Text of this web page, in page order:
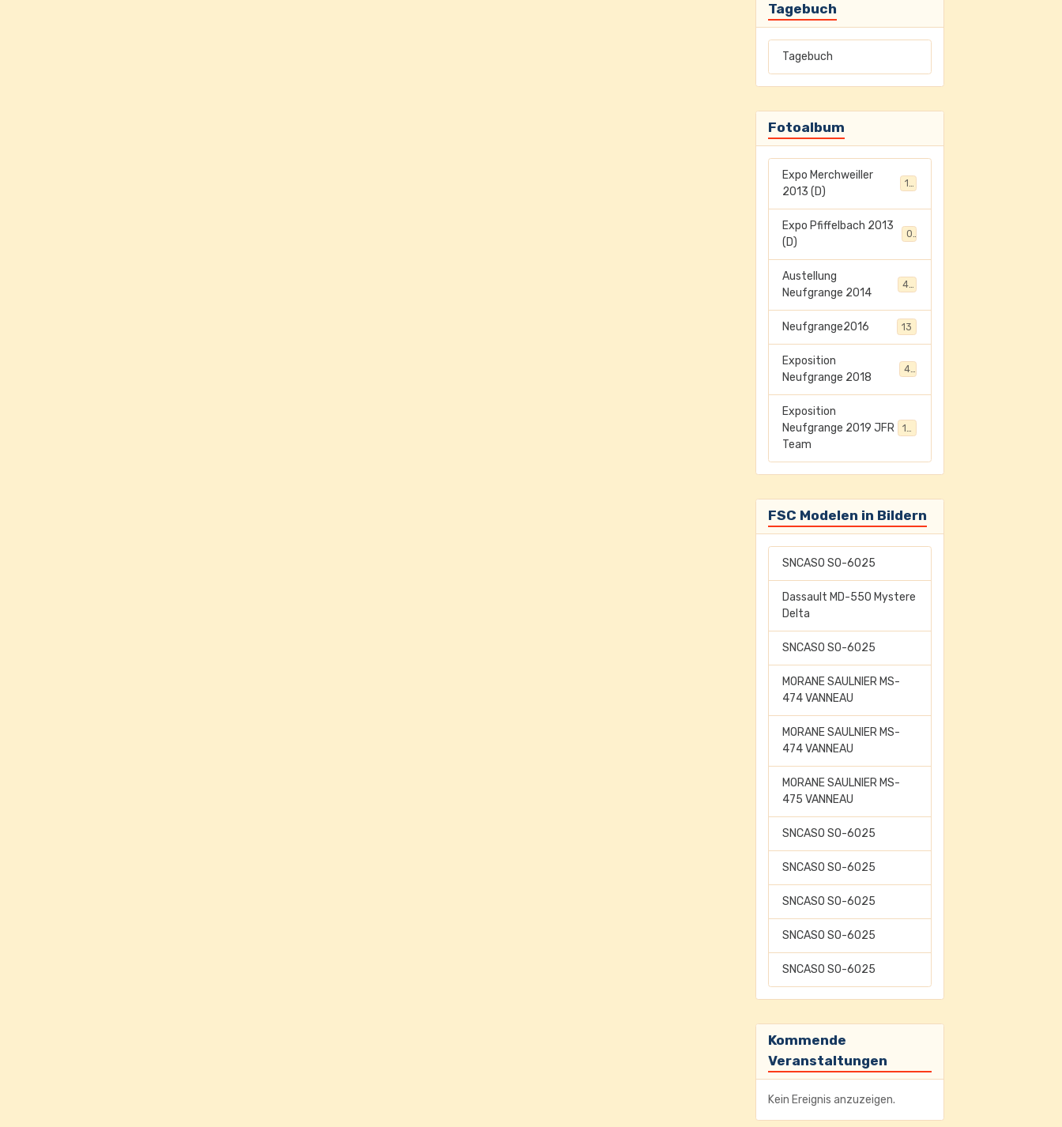
Tagebuch
Tagebuch
Fotoalbum
Expo Merchweiller
2013 (D)
17
Expo Pfiffelbach 2013
(D)
0
Austellung
Neufgrange 2014
45
Neufgrange2016 13
Exposition
Neufgrange 2018
41
Exposition
Neufgrange 2019 JFR
Team
FSC Modelen in Bildern
SNCASO SO-6025
Dassault MD-550 Mystere
Delta
SNCASO SO-6025
MORANE SAULNIER MS-
474 VANNEAU
MORANE SAULNIER MS-
474 VANNEAU
MORANE SAULNIER MS-
475 VANNEAU
SNCASO SO-6025
SNCASO SO-6025
SNCASO SO-6025
SNCASO SO-6025
SNCASO SO-6025
Kommende
Veranstaltungen
Kein Ereignis anzuzeigen.